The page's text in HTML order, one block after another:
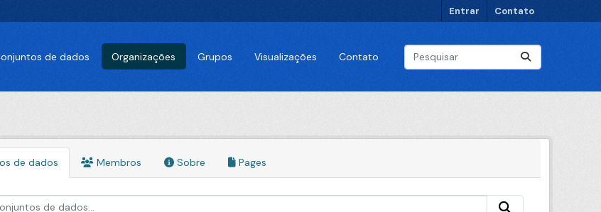
Entrar Contato
de dados Organizações Grupos Visualizações Contato
de dados Membros Sobre Pages